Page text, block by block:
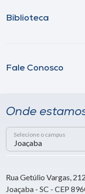
Biblioteca
Fale Conosco
Onde
Selecione o campus
Rua Getúlio Vargas,
Joaçaba - SC - CEP